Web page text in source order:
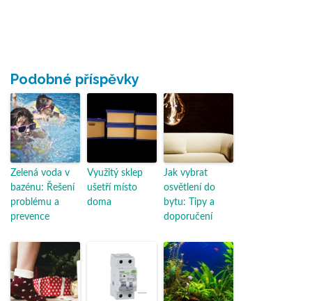
Podobné příspěvky
Zelená voda v
bazénu: Řešení
problému a
prevence
Využitý sklep
ušetří místo
doma
Jak vybrat
osvětlení do
bytu: Tipy a
doporučení